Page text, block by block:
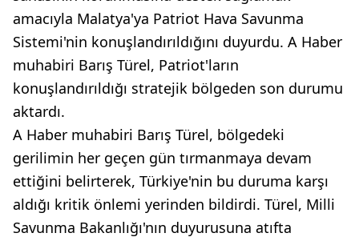
amacıyla Malatya'ya Patriot Hava Savunma
Sistemi'nin konuşlandırıldığını duyurdu. A Haber
muhabiri Barış Türel, Patriot'ların
konuşlandırıldığı stratejik bölgeden son durumu
aktardı.
A Haber muhabiri Barış Türel, bölgedeki
gerilimin her geçen gün tırmanmaya devam
ettiğini belirterek, Türkiye'nin bu duruma karşı
aldığı kritik önlemi yerinden bildirdi. Türel, Milli
Savunma Bakanlığı'nın duyurusuna atıfta